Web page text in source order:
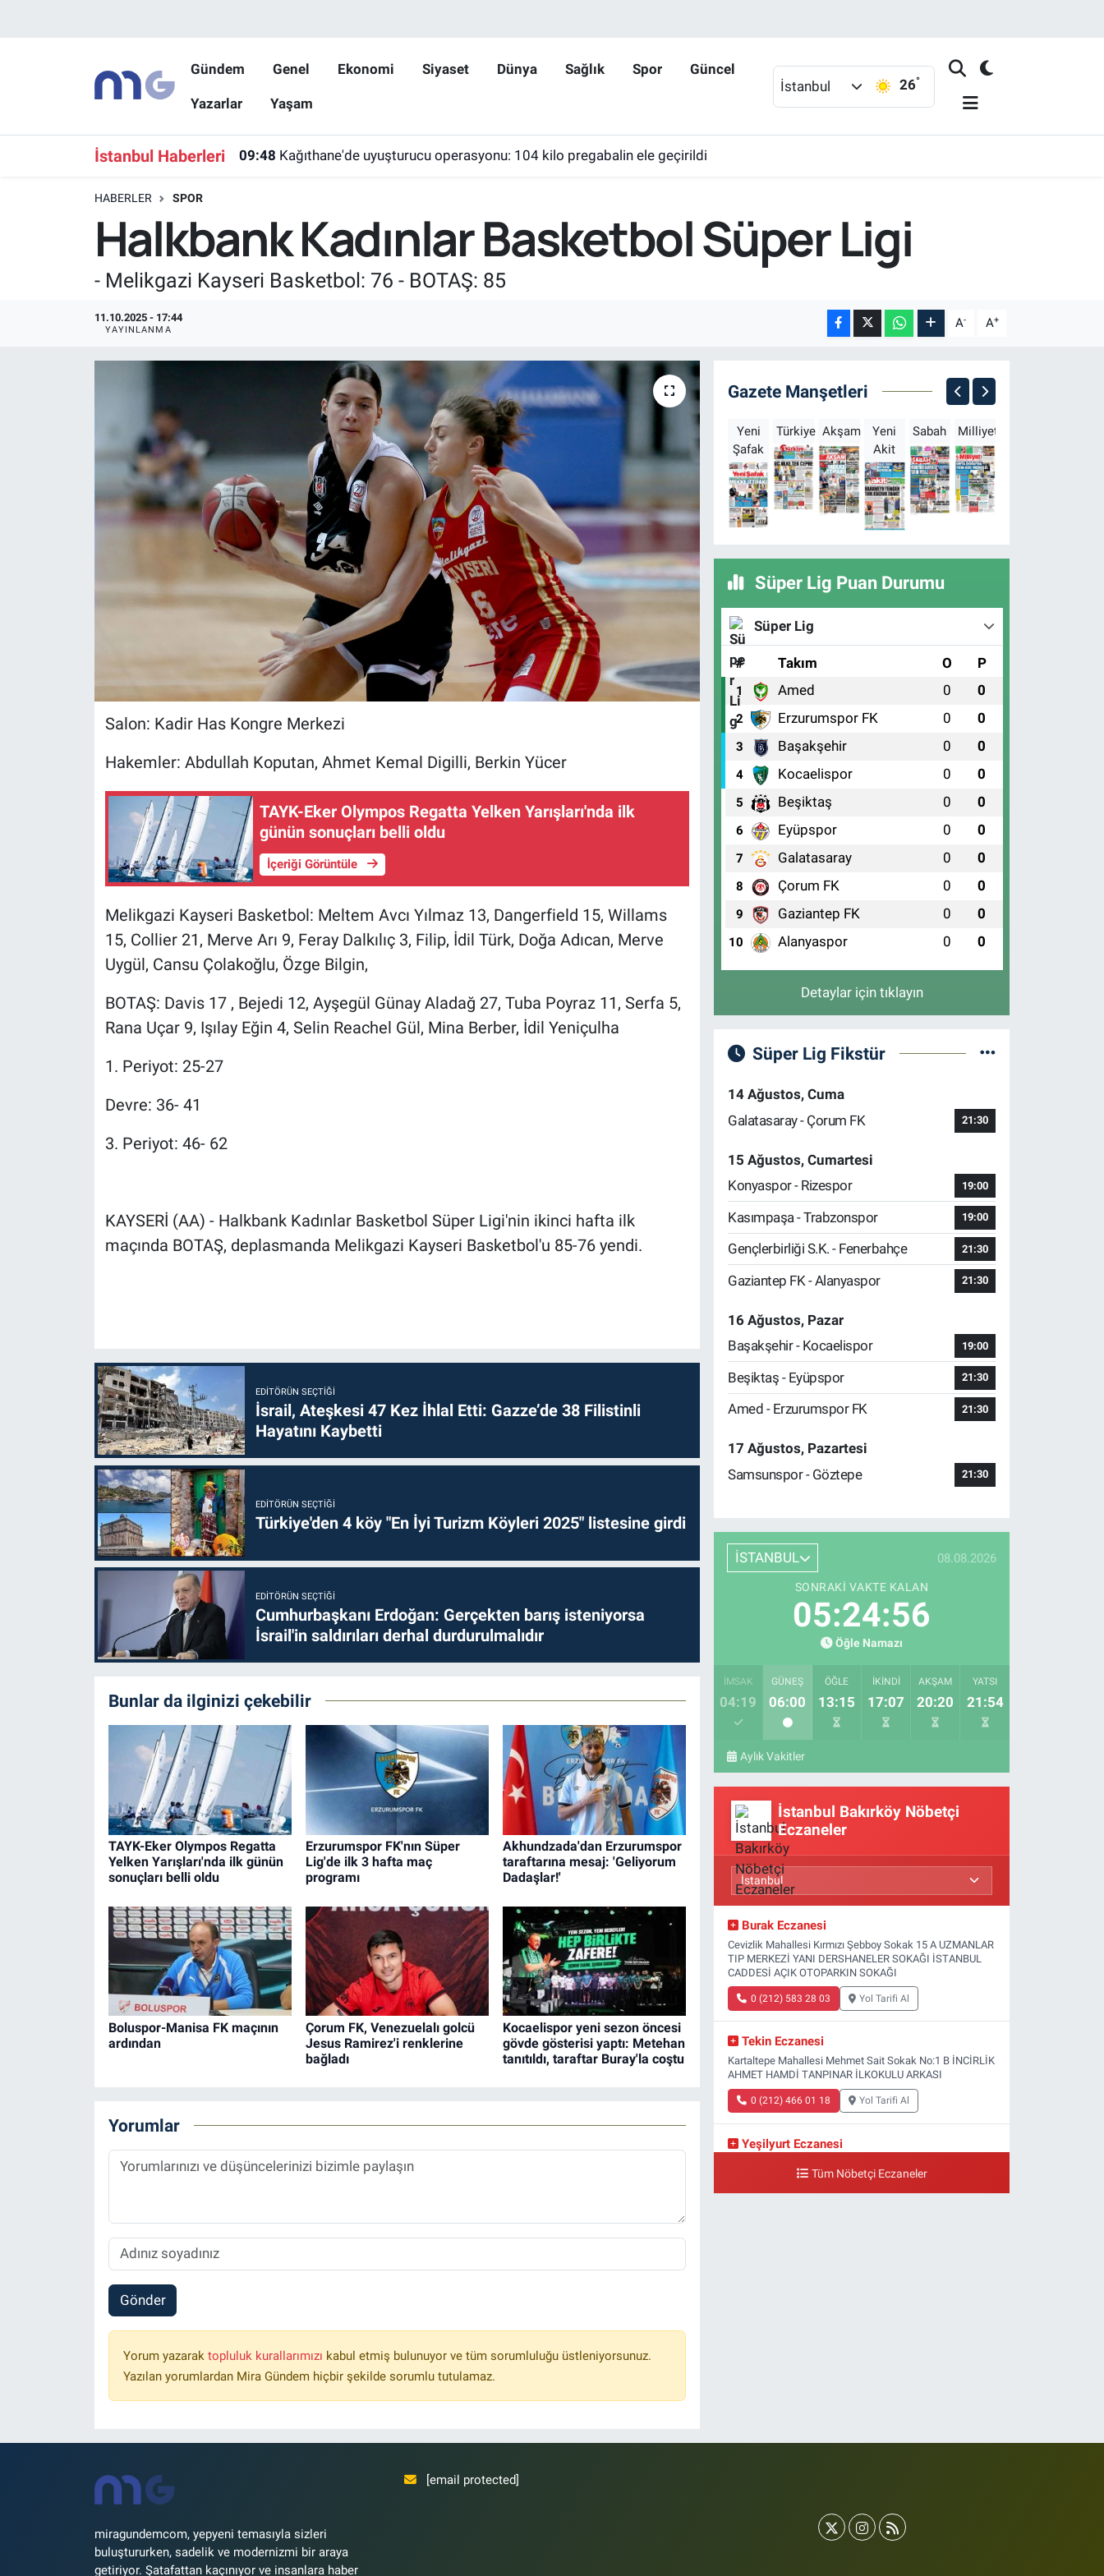
Gündem Genel Ekonomi Siyaset Dünya Sağlık Spor Güncel
Yazarlar Yaşam
İstanbul 26°
İstanbul Haberleri 09:48 Kağıthane'de uyuşturucu operasyonu: 104 kilo pregabalin ele geçirildi
HABERLER SPOR
Halkbank Kadınlar Basketbol Süper Ligi
- Melikgazi Kayseri Basketbol: 76 - BOTAŞ: 85
11.10.2025 - 17:44
YAYINLANMA A- A+
Salon: Kadir Has Kongre Merkezi
Hakemler: Abdullah Koputan, Ahmet Kemal Digilli, Berkin Yücer
TAYK-Eker Olympos Regatta Yelken Yarışları'nda ilk
günün sonuçları belli oldu
İçeriği Görüntüle
Melikgazi Kayseri Basketbol: Meltem Avcı Yılmaz 13, Dangerfield 15, Willams
15, Collier 21, Merve Arı 9, Feray Dalkılıç 3, Filip, İdil Türk, Doğa Adıcan, Merve
Uygül, Cansu Çolakoğlu, Özge Bilgin,
BOTAŞ: Davis 17 , Bejedi 12, Ayşegül Günay Aladağ 27, Tuba Poyraz 11, Serfa 5,
Rana Uçar 9, Işılay Eğin 4, Selin Reachel Gül, Mina Berber, İdil Yeniçulha
1. Periyot: 25-27
Devre: 36- 41
3. Periyot: 46- 62
KAYSERİ (AA) - Halkbank Kadınlar Basketbol Süper Ligi'nin ikinci hafta ilk
maçında BOTAŞ, deplasmanda Melikgazi Kayseri Basketbol'u 85-76 yendi.
EDITÖRÜN SEÇTIĞI
İsrail, Ateşkesi 47 Kez İhlal Etti: Gazze’de 38 Filistinli
Hayatını Kaybetti
EDITÖRÜN SEÇTIĞI
Türkiye'den 4 köy "En İyi Turizm Köyleri 2025" listesine girdi
EDITÖRÜN SEÇTIĞI
Cumhurbaşkanı Erdoğan: Gerçekten barış isteniyorsa
İsrail'in saldırıları derhal durdurulmalıdır
Bunlar da ilginizi çekebilir
TAYK-Eker Olympos Regatta
Yelken Yarışları'nda ilk günün
sonuçları belli oldu
Erzurumspor FK'nın Süper
Lig'de ilk 3 hafta maç
programı
Akhundzada'dan Erzurumspor
taraftarına mesaj: 'Geliyorum
Dadaşlar!'
Boluspor-Manisa FK maçının
ardından
Çorum FK, Venezuelalı golcü
Jesus Ramirez'i renklerine
bağladı
Kocaelispor yeni sezon öncesi
gövde gösterisi yaptı: Metehan
tanıtıldı, taraftar Buray'la coştu
Yorumlar
Gönder
Yorum yazarak topluluk kurallarımızı kabul etmiş bulunuyor ve tüm sorumluluğu üstleniyorsunuz.
Yazılan yorumlardan Mira Gündem hiçbir şekilde sorumlu tutulamaz.
Gazete Manşetleri
Yeni
Şafak
Türkiye Akşam
Yeni
Akit
Sabah Milliyet
Süper Lig Puan Durumu
Süper Lig
# Takım O P
1 Amed 0 0
2 Erzurumspor FK 0 0
3 Başakşehir 0 0
4 Kocaelispor 0 0
5 Beşiktaş 0 0
6 Eyüpspor 0 0
7 Galatasaray 0 0
8 Çorum FK 0 0
9 Gaziantep FK 0 0
10 Alanyaspor 0 0
Detaylar için tıklayın
Süper Lig Fikstür
14 Ağustos, Cuma
Galatasaray - Çorum FK
21:30
15 Ağustos, Cumartesi
Konyaspor - Rizespor
19:00
Kasımpaşa - Trabzonspor 19:00
Gençlerbirliği S.K. - Fenerbahçe 21:30
Gaziantep FK - Alanyaspor 21:30
16 Ağustos, Pazar
Başakşehir - Kocaelispor
19:00
Beşiktaş - Eyüpspor 21:30
Amed - Erzurumspor FK 21:30
17 Ağustos, Pazartesi
Samsunspor - Göztepe
21:30
İSTANBUL 08.08.2026
SONRAKI VAKTE KALAN
05:24:55
Öğle Namazı
İMSAK
04:19
GÜNEŞ
06:00
ÖĞLE
13:15
İKINDI
17:07
AKŞAM
20:20
YATSI
21:54
Aylık Vakitler
İstanbul Bakırköy Nöbetçi
Eczaneler
Burak Eczanesi
Cevizlik Mahallesi Kırmızı Şebboy Sokak 15 A UZMANLAR
TIP MERKEZİ YANI DERSHANELER SOKAĞI İSTANBUL
CADDESİ AÇIK OTOPARKIN SOKAĞI
0 (212) 583 28 03 Yol Tarifi Al
Tekin Eczanesi
Kartaltepe Mahallesi Mehmet Sait Sokak No:1 B İNCİRLİK
AHMET HAMDİ TANPINAR İLKOKULU ARKASI
0 (212) 466 01 18 Yol Tarifi Al
Yeşilyurt Eczanesi
Tüm Nöbetçi Eczaneler
miragundemcom, yepyeni temasıyla sizleri
buluştururken, sadelik ve modernizmi bir araya
getiriyor. Şatafattan kaçınıyor ve insanlara haber
[email protected]
Hava Durumu
İstanbul Namaz Vakitleri
Süper Lig Puan Durumu ve Fikstür
Tüm Manşetler
Son Dakika Haberleri